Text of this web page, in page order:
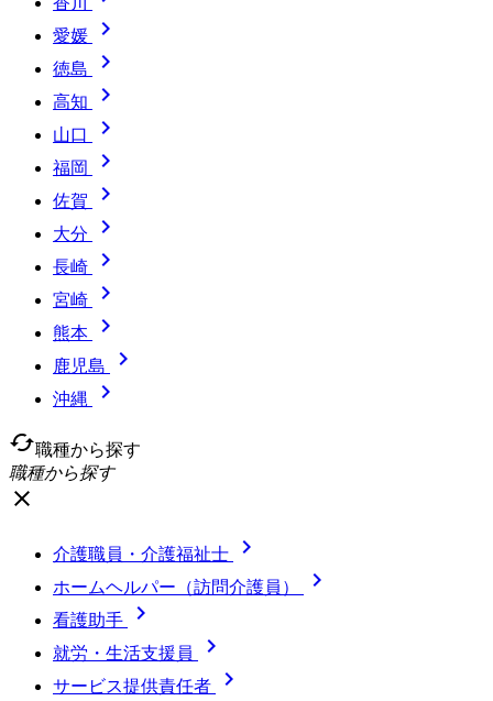
愛媛 
徳島 
高知 
山口 
福岡 
佐賀 
大分 
長崎 
宮崎 
熊本 
鹿児島 
沖縄

cached職種から探す
職種から探す
close
介護職員・介護福祉士 
ホームヘルパー（訪問介護員） 
看護助手 
就労・生活支援員 
サービス提供責任者 